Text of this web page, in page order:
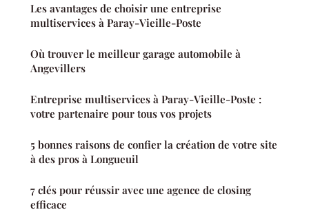
Les avantages de choisir une entreprise
multiservices à Paray-Vieille-Poste
Où trouver le meilleur garage automobile à
Angevillers
Entreprise multiservices à Paray-Vieille-Poste :
votre partenaire pour tous vos projets
5 bonnes raisons de confier la création de votre site
à des pros à Longueuil
7 clés pour réussir avec une agence de closing
efficace